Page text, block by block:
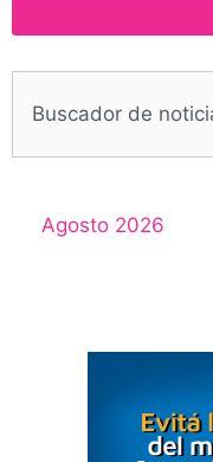
Agosto 2026